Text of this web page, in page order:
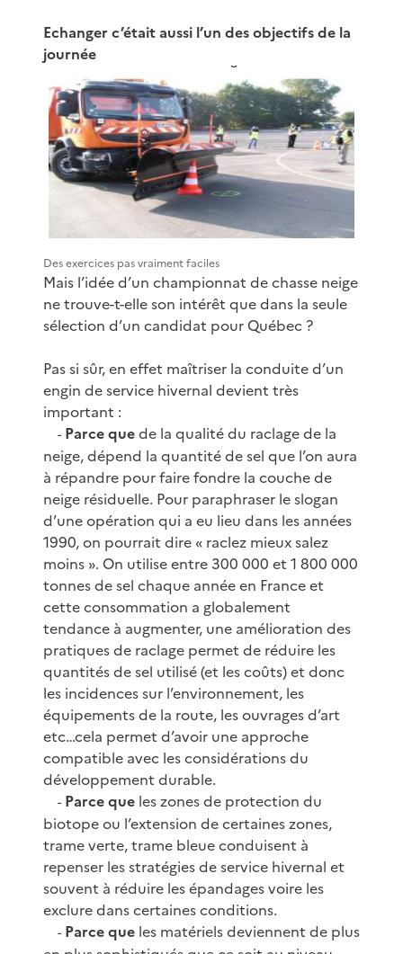
Echanger c’était aussi l’un des objectifs de la
journée
Des exercices pas vraiment faciles
Mais l’idée d’un championnat de chasse neige
ne trouve-t-elle son intérêt que dans la seule
sélection d’un candidat pour Québec ?
Pas si sûr, en effet maîtriser la conduite d’un
engin de service hivernal devient très
important :
- Parce quede la qualité du raclage de la
neige, dépend la quantité de sel que l’on aura
à répandre pour faire fondre la couche de
neige résiduelle. Pour paraphraser le slogan
d’une opération qui a eu lieu dans les années
1990, on pourrait dire « raclez mieux salez
moins ». On utilise entre 300 000 et 1 800 000
tonnes de sel chaque année en France et
cette consommation a globalement
tendance à augmenter, une amélioration des
pratiques de raclage permet de réduire les
quantités de sel utilisé (et les coûts) et donc
les incidences sur l’environnement, les
équipements de la route, les ouvrages d’art
etc…cela permet d’avoir une approche
compatible avec les considérations du
développement durable.
- Parce queles zones de protection du
biotope ou l’extension de certaines zones,
trame verte, trame bleue conduisent à
repenser les stratégies de service hivernal et
souvent à réduire les épandages voire les
exclure dans certaines conditions.
- Parce queles matériels deviennent de plus